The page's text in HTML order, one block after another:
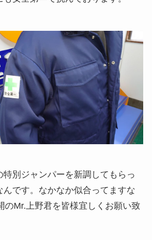
特別ジャンパーを新調してもらっ
んです。なかなか似合ってますな
のMr.上野君を皆様宜しくお願い致